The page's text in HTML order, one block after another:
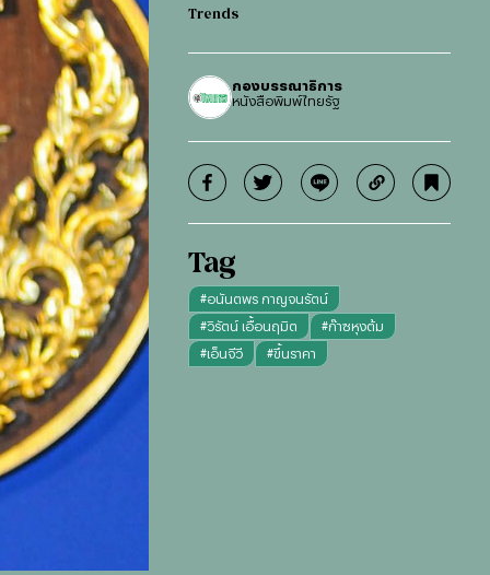
Trends
กองบรรณาธิการ
หนังสือพิมพ์ไทยรัฐ
Tag
#อนันตพร กาญจนรัตน์
#วิรัตน์ เอื้อนฤมิต #ก๊าซหุงต้ม
#เอ็นจีวี #ขึ้นราคา